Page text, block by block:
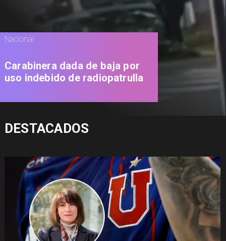
Nacional
Carabinera dada de baja por
uso indebido de radiopatrulla
DESTACADOS